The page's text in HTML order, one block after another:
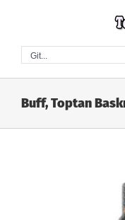
Git...
Buff, Toptan